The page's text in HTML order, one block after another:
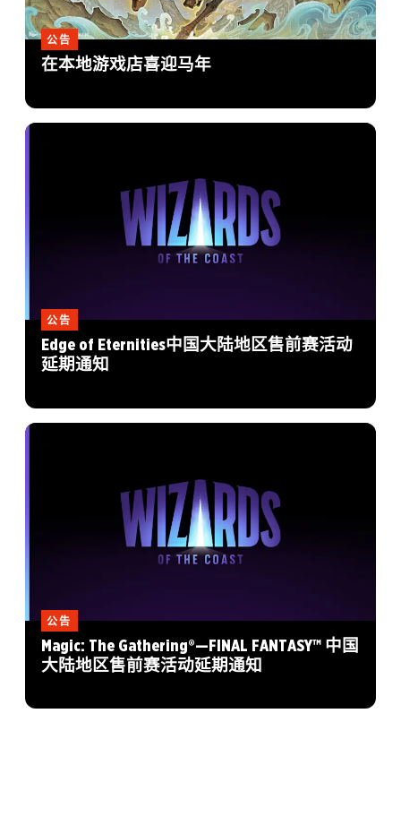
公告
在本地游戏店喜迎马年
公告
Edge of Eternities中国大陆地区售前赛活动
延期通知
公告
Magic: The Gathering®—FINAL FANTASY™ 中国
大陆地区售前赛活动延期通知